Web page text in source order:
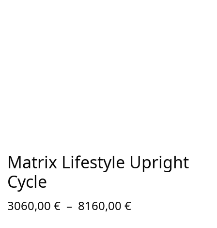
Matrix Lifestyle Upright
Cycle
3060,00€ – 8160,00€Plage de